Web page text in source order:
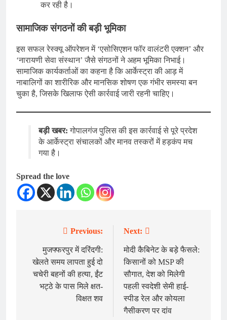
कर रही है।
सामाजिक संगठनों की बड़ी भूमिका
इस सफल रेस्क्यू ऑपरेशन में ‘एसोसिएशन फॉर वालंटरी एक्शन’ और
‘नारायणी सेवा संस्थान’ जैसे संगठनों ने अहम भूमिका निभाई।
सामाजिक कार्यकर्ताओं का कहना है कि आर्केस्ट्रा की आड़ में
नाबालिगों का शारीरिक और मानसिक शोषण एक गंभीर समस्या बन
चुका है, जिसके खिलाफ ऐसी कार्रवाई जारी रहनी चाहिए।
बड़ी खबर: गोपालगंज पुलिस की इस कार्रवाई से पूरे प्रदेश
के आर्केस्ट्रा संचालकों और मानव तस्करों में हड़कंप मच
गया है।
Spread the love
navigation
Previous:
मुजफ्फरपुर में दरिंदगी:
खेलते समय लापता हुई दो
चचेरी बहनों की हत्या, ईंट
भट्ठे के पास मिले क्षत-
विक्षत शव
Next:
मोदी कैबिनेट के बड़े फैसले:
किसानों को MSP की
सौगात, देश को मिलेगी
पहली स्वदेशी सेमी हाई-
स्पीड रेल और कोयला
गैसीकरण पर दांव